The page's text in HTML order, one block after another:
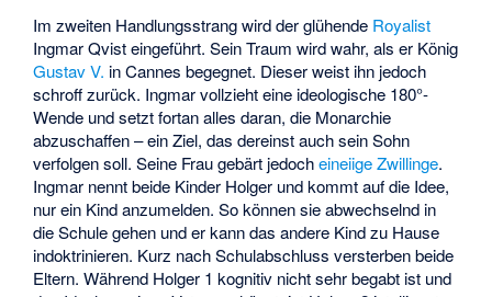
Im zweiten Handlungsstrang wird der glühende Royalist
Ingmar Qvist eingeführt. Sein Traum wird wahr, als er König
Gustav V. in Cannes begegnet. Dieser weist ihn jedoch
schroff zurück. Ingmar vollzieht eine ideologische 180°-
Wende und setzt fortan alles daran, die Monarchie
abzuschaffen – ein Ziel, das dereinst auch sein Sohn
verfolgen soll. Seine Frau gebärt jedocheineiige Zwillinge.
Ingmar nennt beide Kinder Holger und kommt auf die Idee,
nur ein Kind anzumelden. So können sie abwechselnd in
die Schule gehen und er kann das andere Kind zu Hause
indoktrinieren. Kurz nach Schulabschluss versterben beide
Eltern. Während Holger 1 kognitiv nicht sehr begabt ist und